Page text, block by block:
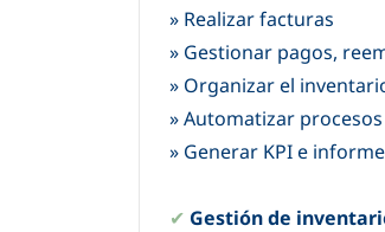
» Realizar facturas
» Gestionar pagos,
» Organizar el
»Automatizar
» Generar KPI e
✔ Gestión de